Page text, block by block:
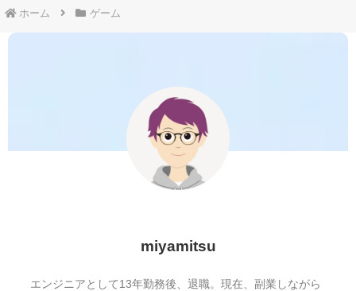
ホーム ゲーム
miyamitsu
エンジニアとして13年勤務後、退職。現在、副業しながら